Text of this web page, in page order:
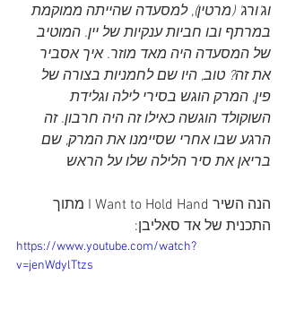
וג'ורג' (מרטין), למסעדה שהייתה ממוקמת
במרתף ובו חביות ענקיות של יין. המוטיב
של המסעדה היה מאד מוזר. איך אסביר
את זה? טוב, היו שם לחמניות בצורה של
פין, המרק הוגש בסירי לילה וגלידת
השוקולד הוגשה כאילו זה היה חרבון. זה
הרגע שבו אחרי שסיימנו את המרק, שם
בריאן את סיר הלילה שלו על הראש
הנה השיר I Want to Hold Hand מתוך
התכנית של אד סאליבן:
https://www.youtube.com/watch?
v=jenWdylTtzs